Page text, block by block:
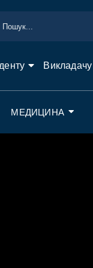
Викладачу
МЕДИЦИНА